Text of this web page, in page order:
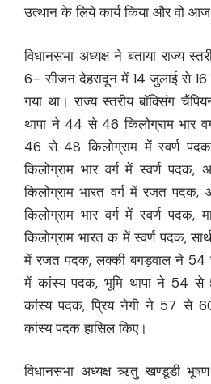
उत्थान के लिये कार्य किया और वो
विधानसभा अध्यक्ष ने बताया राज्य
6– सीजन देहरादून में 14 जुलाई से
गया था। राज्य स्तरीय बॉक्सिंग
थापा ने 44 से 46 किलोग्राम भार
46 से 48 किलोग्राम में स्वर्ण
किलोग्राम भार वर्ग में स्वर्ण
किलोग्राम भारत वर्ग में रजत
किलोग्राम भार वर्ग में स्वर्ण
किलोग्राम भारत क में स्वर्ण पदक,
में रजत पदक, लक्की बगड़वाल ने 54 से
में कांस्य पदक, भूमि थापा ने 54 से
कांस्य पदक, प्रिय नेगी ने 57 से 60
कांस्य पदक हासिल किए।
विधानसभा अध्यक्ष ऋतु खण्डूडी